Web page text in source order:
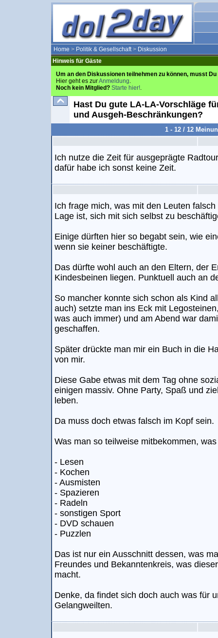
Home > Politik & Gesellschaft> Diskussion
Hinweis für Gäste
Um an den Diskussionen teilnehmen zu können, musst
Hier geht es zurAnmeldung.
Noch kein Mitglied? Starte hier!.
Hast Du gute LA-LA-Vorschläge
und Ausgeh-Beschränkungen?
1 - 12 / 12
Ich nutze die Zeit für ausgeprägte
dafür habe ich sonst keine Zeit.
Ich frage mich, was mit den Leuten
Lage ist, sich mit sich selbst zu
Einige dürften hier so begabt sein, wie
wenn sie keiner beschäftigte.
Das dürfte wohl auch an den Eltern, der
Kindesbeinen liegen. Punktuell auch an
So mancher konnte sich schon als Kind
auch) setzte man ins Eck mit
was auch immer) und am Abend war
geschaffen.
Später drückte man mir ein Buch in die
von mir.
Diese Gabe etwas mit dem Tag ohne
einigen massiv. Ohne Party, Spaß und
leben.
Da muss doch etwas falsch im Kopf sein.
Was man so teilweise mitbekommen,
- Lesen
- Kochen
- Ausmisten
- Spazieren
- Radeln
- sonstigen Sport
- DVD schauen
- Puzzlen
Das ist nur ein Ausschnitt dessen, was
Freundes und Bekanntenkreis, was
macht.
Denke, da findet sich doch auch was für
Gelangweilten.